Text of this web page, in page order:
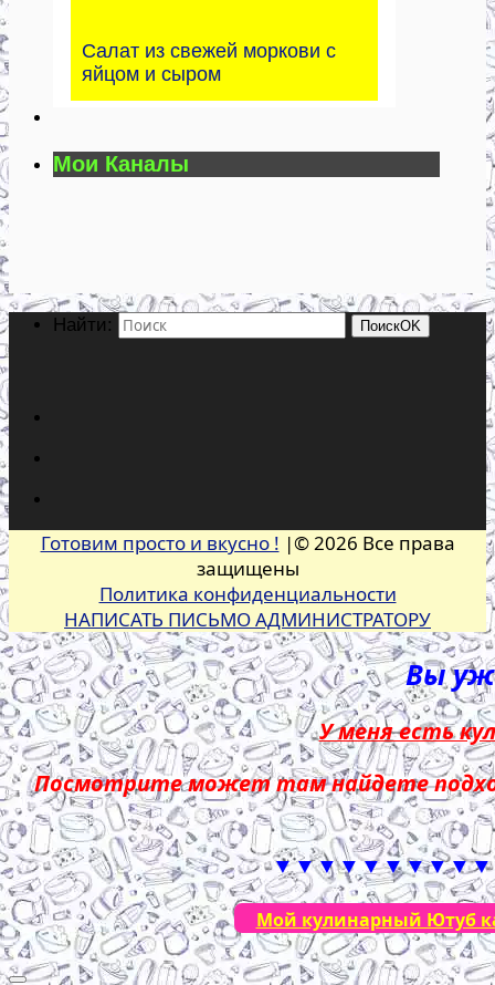
Салат из свежей моркови с
яйцом и сыром
Мои Каналы
Найти: ПоискOK
Готовим просто и вкусно ! |© 2026 Все права
защищены
Политика конфиденциальности
НАПИСАТЬ ПИСЬМО АДМИНИСТРАТОРУ
Вы
У меня есть
Посмотрите может там найдете
Мой кулинарный Ютуб